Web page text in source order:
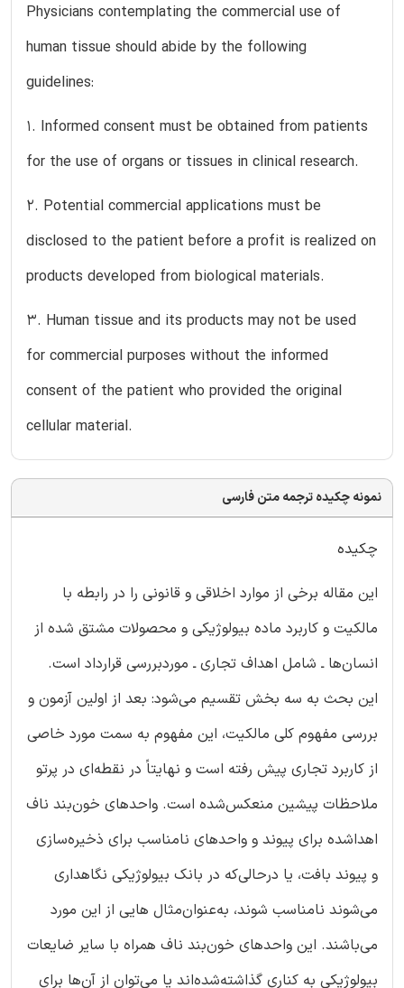
Physicians contemplating the commercial use of
human tissue should abide by the following
guidelines:
1. Informed consent must be obtained from patients
for the use of organs or tissues in clinical research.
2. Potential commercial applications must be
disclosed to the patient before a profit is realized on
products developed from biological materials.
3. Human tissue and its products may not be used
for commercial purposes without the informed
consent of the patient who provided the original
cellular material.
نمونه چکیده ترجمه متن فارسی
چکیده
این مقاله برخی از موارد اخلاقی و قانونی را در رابطه با
مالکیت و کاربرد ماده بیولوژیکی و محصولات مشتق شده از
انسان‌ها ـ شامل اهداف تجاری ـ موردبررسی قرارداد است.
این بحث به سه بخش تقسیم می‌شود: بعد از اولین آزمون و
بررسی مفهوم کلی مالکیت، این مفهوم به سمت مورد خاصی
از کاربرد تجاری پیش رفته است و نهایتاً در نقطه‌ای در پرتو
ملاحظات پیشین منعکس‌شده است. واحدهای خون‌بند ناف
اهداشده برای پیوند و واحدهای نامناسب برای ذخیره‌سازی
و پیوند بافت، یا درحالی‌که در بانک بیولوژیکی نگاهداری
می‌شوند نامناسب شوند، به‌عنوان‌مثال هایی از این مورد
می‌باشند. این واحدهای خون‌بند ناف همراه با سایر ضایعات
بیولوژیکی به کناری گذاشته‌شده‌اند یا می‌توان از آن‌ها برای